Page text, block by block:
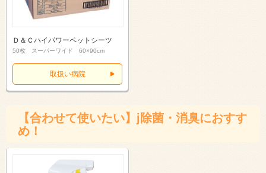
Ｄ＆Ｃハイパワーペットシーツ
50枚 スーパーワイド 60×90cm
取扱い病院
【合わせて使いたい】j除菌・消臭におすす
め！